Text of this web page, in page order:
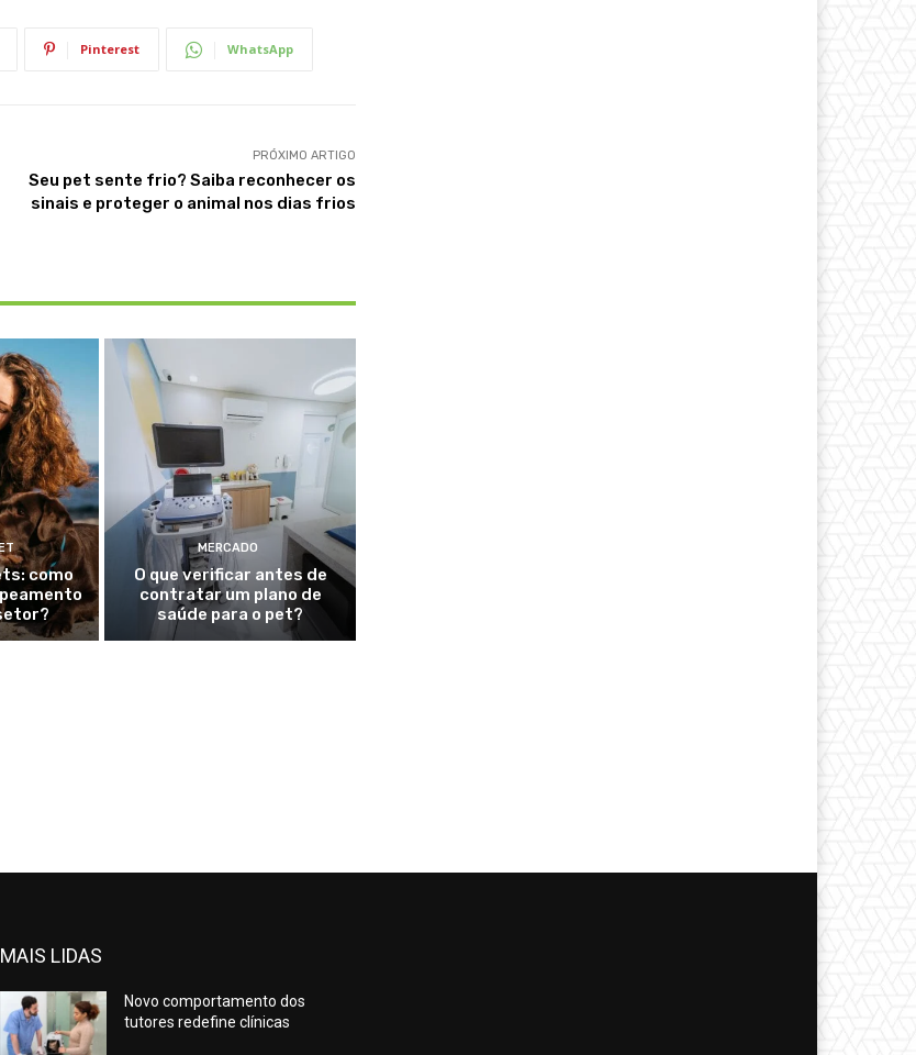
Pinterest WhatsApp
PRÓXIMO ARTIGO
Seu pet sente frio? Saiba reconhecer os
sinais e proteger o animal nos dias frios
como
MERCADO
O que verificar antes de
contratar um plano de
saúde para o pet?
MAIS LIDAS
Novo comportamento dos
tutores redefine clínicas